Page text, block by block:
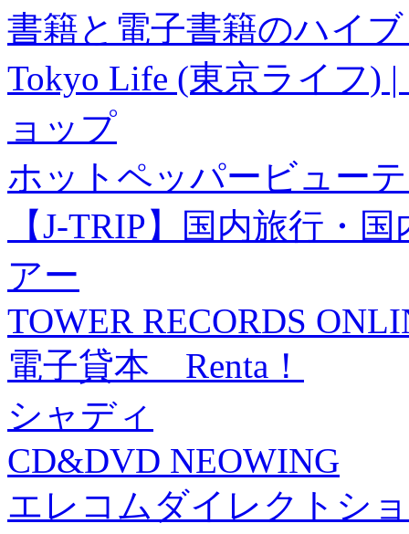
書籍と電子書籍のハイ
Tokyo Life (東京ライフ)
ョップ
ホットペッパービュー
【J-TRIP】国内旅行・
アー
TOWER RECORDS
電子貸本 Renta！
シャディ
CD&DVD NEOWING
エレコムダイレクトシ